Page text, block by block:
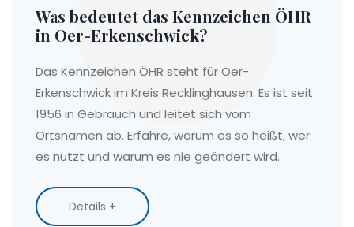
Was bedeutet das Kennzeichen ÖHR
in Oer-Erkenschwick?
Das Kennzeichen ÖHR steht für Oer-
Erkenschwick im Kreis Recklinghausen. Es ist seit
1956 in Gebrauch und leitet sich vom
Ortsnamen ab. Erfahre, warum es so heißt, wer
es nutzt und warum es nie geändert wird.
Details +